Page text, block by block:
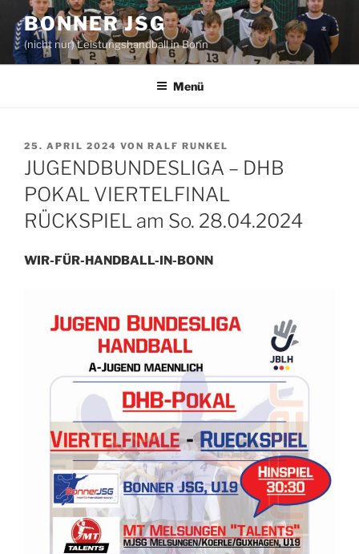
Inhalt
springen
BONNER JSG
(nicht nur) Leistungshandball in Bonn
Menü
VERÖFFENTLICHT
AM
25. APRIL 2024 VON RALF RUNKEL
JUGENDBUNDESLIGA – DHB
POKAL VIERTELFINAL
RÜCKSPIEL am So. 28.04.2024
WIR-FÜR-HANDBALL-IN-BONN